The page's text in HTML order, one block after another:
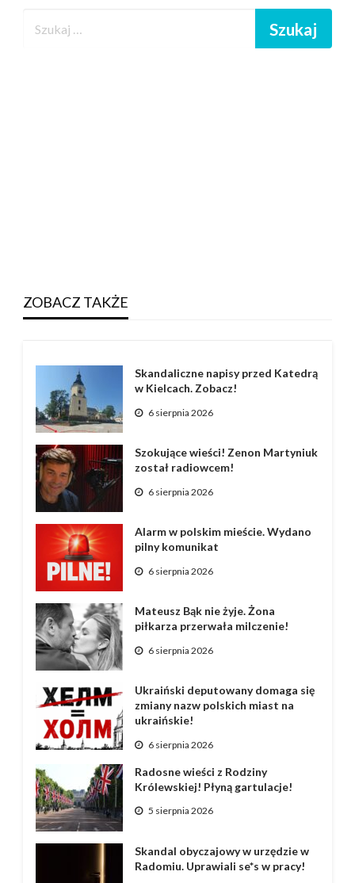
ZOBACZ TAKŻE
Skandaliczne napisy przed Katedrą
w Kielcach. Zobacz!
6 sierpnia 2026
Szokujące wieści! Zenon Martyniuk
został radiowcem!
6 sierpnia 2026
Alarm w polskim mieście. Wydano
pilny komunikat
6 sierpnia 2026
Mateusz Bąk nie żyje. Żona
piłkarza przerwała milczenie!
6 sierpnia 2026
Ukraiński deputowany domaga się
zmiany nazw polskich miast na
ukraińskie!
6 sierpnia 2026
Radosne wieści z Rodziny
Królewskiej! Płyną gartulacje!
5 sierpnia 2026
Skandal obyczajowy w urzędzie w
Radomiu. Uprawiali se*s w pracy!